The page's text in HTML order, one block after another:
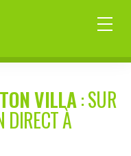
VILLA: SUR
DIRECT À